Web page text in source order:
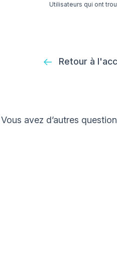
Utilisateurs qui ont
Retour à
Vous avez d’autres